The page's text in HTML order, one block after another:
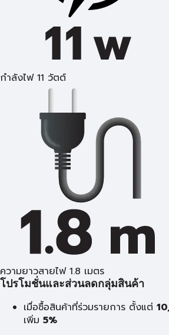
กำลังไฟ 11 วัตต์
ความยาวสายไฟ 1.8 เมตร
โปรโมชั่นและส่วนลดกลุ่มสินค้า
เมื่อซื้อสินค้าที่ร่วมรายการ ตั้งแต่
เพิ่ม 5%